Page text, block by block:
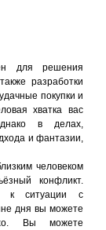
для решения
разработки
покупки и
хватка вас
в делах,
и фантазии,
человеком
конфликт.
к ситуации с
дня вы можете
Вы можете